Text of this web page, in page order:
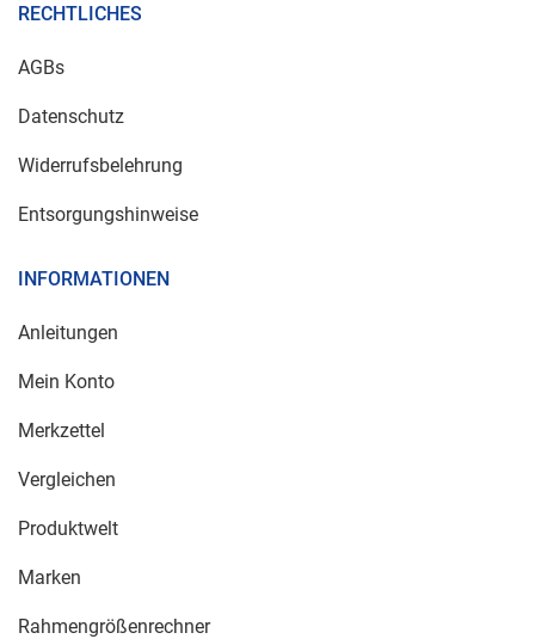
RECHTLICHES
AGBs
Datenschutz
Widerrufsbelehrung
Entsorgungshinweise
INFORMATIONEN
Anleitungen
Mein Konto
Merkzettel
Vergleichen
Produktwelt
Marken
Rahmengrößenrechner